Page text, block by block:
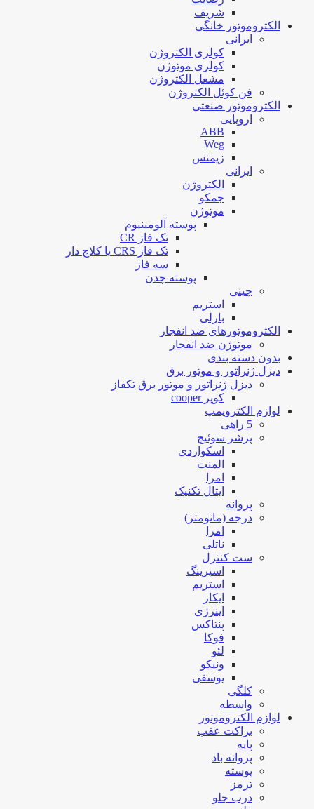
شریف
الکتروموتور خانگی
ایرانی
کولری الکتروژن
کولری موتوژن
مشعل الکتروژن
فن کوئل الکتروژن
الکتروموتور صنعتی
اروپایی
ABB
Weg
زیمنس
ایرانی
الکتروژن
جمکو
موتوژن
پوسته آلومینیوم
تک فاز CR
تک فاز CRS یا کلاچ دار
سه فاز
پوسته چدن
چینی
استریم
بارلی
الکتروموتورهای ضد انفجار
موتوژن ضد انفجار
بدون دسته بندی
دیزل ژنراتور و موتور برق
دیزل ژنراتور و موتور برق تکفاز
کوپر cooper
لوازم الکتروپمپ
5 راهی
پرشر سوئیچ
اسکواردی
المنت
امرا
ایتال تکنیک
پروانه
درجه (مانومتر)
امرا
ناتلی
ست کنترل
اسپرینگ
استریم
ایکار
اینرژی
پنتاکس
فوکا
لئو
ونیکو
یوسفی
کلگی
واسطه
لوازم الکتروموتور
براکت عقب
پایه
پروانه باد
پوسته
ترمز
درب جلو